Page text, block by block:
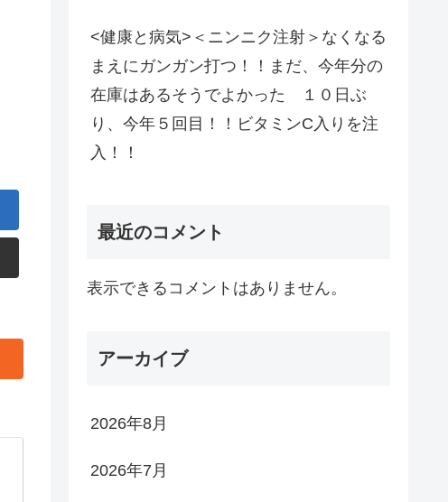
<健康と病気>＜ニンニク注射＞なくなる
まえにガンガン打つ！！まだ、今年分の
在庫はあるそうでよかった １０日ぶ
り、今年５回目！！ビタミンC入りを注
入！！
最近のコメント
表示できるコメントはありません。
アーカイブ
2026年8月
2026年7月